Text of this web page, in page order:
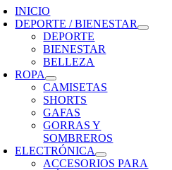
INICIO
DEPORTE / BIENESTAR
DEPORTE
BIENESTAR
BELLEZA
ROPA
CAMISETAS
SHORTS
GAFAS
GORRAS Y
SOMBREROS
ELECTRÓNICA
ACCESORIOS PARA